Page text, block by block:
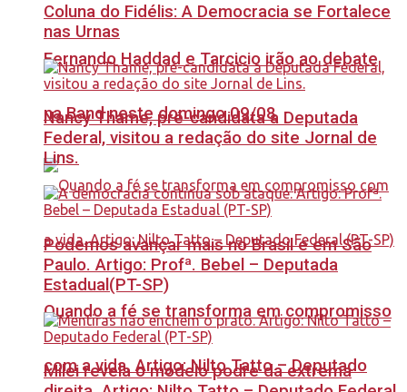
Fernando Haddad e Tarcicio irão ao debate
na Band neste domingo 09/08
Quando a fé se transforma em compromisso
com a vida. Artigo: Nilto Tatto – Deputado
Coluna do Fidélis: A Democracia se Fortalece
nas Urnas
Nancy Thame, pré-candidata a Deputada
Federal, visitou a redação do site Jornal de
Lins.
Podemos avançar mais no Brasil e em São
Paulo. Artigo: Profª. Bebel – Deputada
Estadual(PT-SP)
Milei revela o modelo podre da extrema